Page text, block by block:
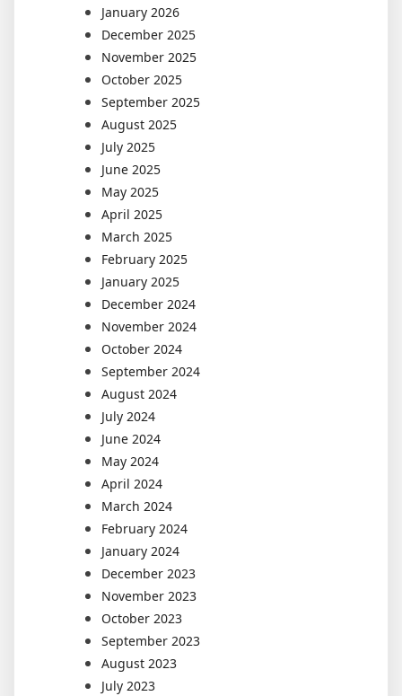
January 2026
December 2025
November 2025
October 2025
September 2025
August 2025
July 2025
June 2025
May 2025
April 2025
March 2025
February 2025
January 2025
December 2024
November 2024
October 2024
September 2024
August 2024
July 2024
June 2024
May 2024
April 2024
March 2024
February 2024
January 2024
December 2023
November 2023
October 2023
September 2023
August 2023
July 2023